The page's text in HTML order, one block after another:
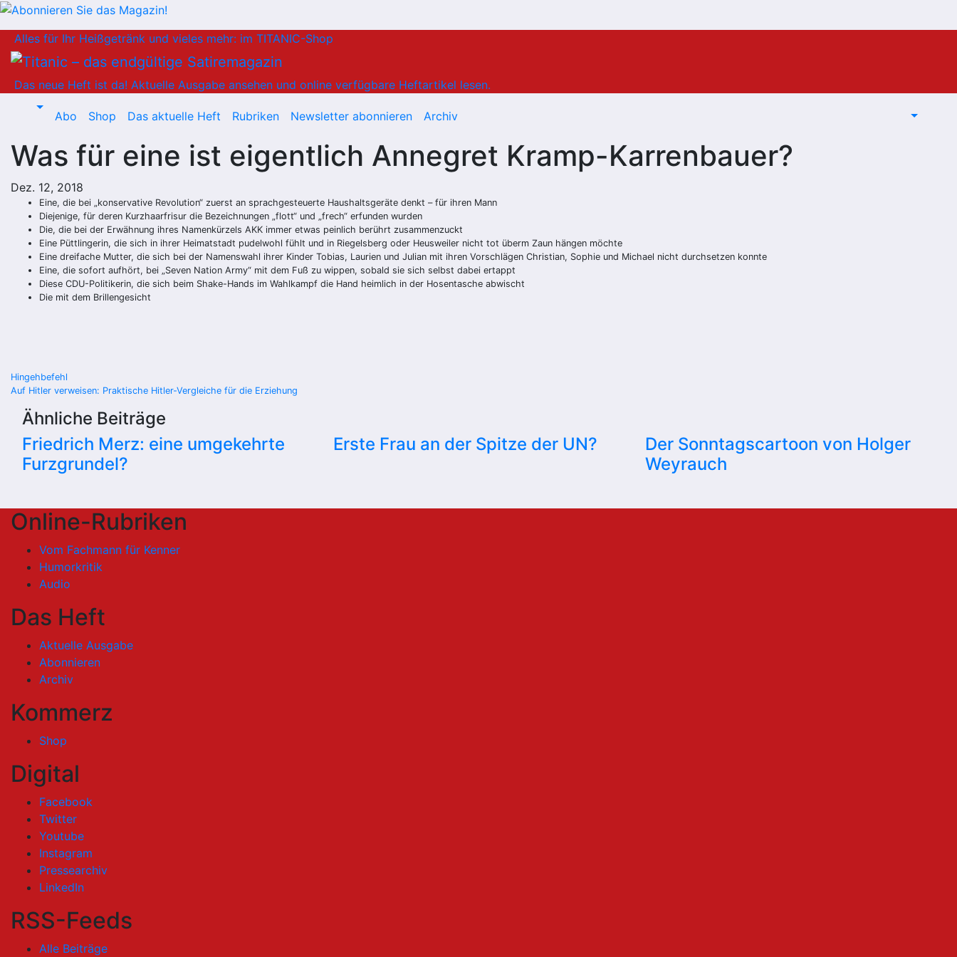
Inhalt
springen
Alles für Ihr Heißgetränk und vieles mehr: im TITANIC-Shop
Das neue Heft ist da! Aktuelle Ausgabe ansehen und online verfügbare Heftartikel lesen.
Abo Shop Das aktuelle Heft Rubriken Newsletter abonnieren Archiv
Was für eine ist eigentlich Annegret Kramp-Karrenbauer?
Dez. 12, 2018
Eine, die bei „konservative Revolution“ zuerst an sprachgesteuerte Haushaltsgeräte denkt – für ihren Mann
Diejenige, für deren Kurzhaarfrisur die Bezeichnungen „flott“ und „frech“ erfunden wurden
Die, die bei der Erwähnung ihres Namenkürzels AKK immer etwas peinlich berührt zusammenzuckt
Eine Püttlingerin, die sich in ihrer Heimatstadt pudelwohl fühlt und in Riegelsberg oder Heusweiler nicht tot überm Zaun hängen möchte
Eine dreifache Mutter, die sich bei der Namenswahl ihrer Kinder Tobias, Laurien und Julian mit ihren Vorschlägen Christian, Sophie und Michael nicht durchsetzen konnte
Eine, die sofort aufhört, bei „Seven Nation Army“ mit dem Fuß zu wippen, sobald sie sich selbst dabei ertappt
Diese CDU-Politikerin, die sich beim Shake-Hands im Wahlkampf die Hand heimlich in der Hosentasche abwischt
Die mit dem Brillengesicht
Beitragsnavigation
Hingehbefehl
Auf Hitler verweisen: Praktische Hitler-Vergleiche für die Erziehung
Ähnliche Beiträge
Friedrich Merz: eine umgekehrte
Furzgrundel?
Erste Frau an der Spitze der UN?
Der Sonntagscartoon von Holger
Weyrauch
Online-Rubriken
Vom Fachmann für Kenner
Humorkritik
Audio
Das Heft
Aktuelle Ausgabe
Abonnieren
Archiv
Kommerz
Shop
Digital
Facebook
Twitter
Youtube
Instagram
Pressearchiv
LinkedIn
RSS-Feeds
Alle Beiträge